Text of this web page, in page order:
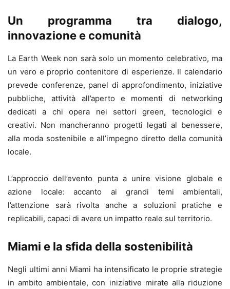
Un programma tra dialogo,
innovazione e comunità
La Earth Week non sarà solo un momento celebrativo, ma
un vero e proprio contenitore di esperienze. Il calendario
prevede conferenze, panel di approfondimento, iniziative
pubbliche, attività all’aperto e momenti di networking
dedicati a chi opera nei settori green, tecnologici e
creativi. Non mancheranno progetti legati al benessere,
alla moda sostenibile e all’impegno diretto della comunità
locale.
L’approccio dell’evento punta a unire visione globale e
azione locale: accanto ai grandi temi ambientali,
l’attenzione sarà rivolta anche a soluzioni pratiche e
replicabili, capaci di avere un impatto reale sul territorio.
Miami e la sfida della sostenibilità
Negli ultimi anni Miami ha intensificato le proprie strategie
in ambito ambientale, con iniziative mirate alla riduzione